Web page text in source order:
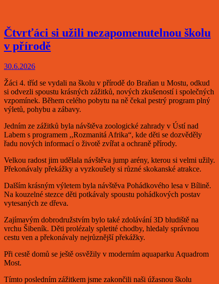
Čtvrťáci si užili nezapomenutelnou školu
v přírodě
30.6.2026
Žáci 4. tříd se vydali na školu v přírodě do Braňan u Mostu, odkud
si odvezli spoustu krásných zážitků, nových zkušeností i společných
vzpomínek. Během celého pobytu na ně čekal pestrý program plný
výletů, pohybu a zábavy.
Jedním ze zážitků byla návštěva zoologické zahrady v Ústí nad
Labem s programem ,,Rozmanitá Afrika“, kde děti se dozvěděly
řadu nových informací o životě zvířat a ochraně přírody.
Velkou radost jim udělala návštěva jump arény, kterou si velmi užily.
Překonávaly překážky a vyzkoušely si různé skokanské atrakce.
Dalším krásným výletem byla návštěva Pohádkového lesa v Bílině.
Na kouzelné stezce děti potkávaly spoustu pohádkových postav
vytesaných ze dřeva.
Zajímavým dobrodružstvím bylo také zdolávání 3D bludiště na
vrchu Šibeník. Děti prolézaly spletité chodby, hledaly správnou
cestu ven a překonávaly nejrůznější překážky.
Při cestě domů se ještě osvěžily v moderním aquaparku Aquadrom
Most.
Tímto posledním zážitkem jsme zakončili naši úžasnou školu